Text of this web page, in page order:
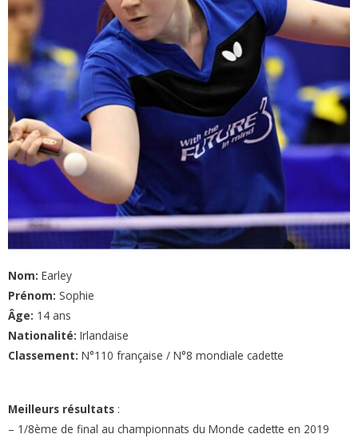
Nom: Earley
Prénom: Sophie
Âge: 14 ans
Nationalité: Irlandaise
Classement: N°110 française / N°8 mondiale cadette
Meilleurs résultats :
– 1/8ème de final au championnats du Monde cadette en 2019